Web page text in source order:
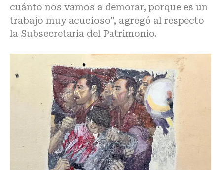
cuánto nos vamos a demorar, porque es un
trabajo muy acucioso”, agregó al respecto
la Subsecretaria del Patrimonio.